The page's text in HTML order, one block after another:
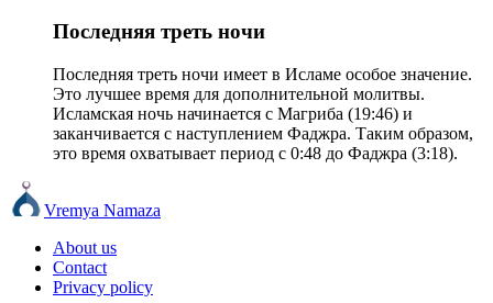
Последняя треть ночи
Последняя треть ночи имеет в Исламе особое значение.
Это лучшее время для дополнительной молитвы.
Исламская ночь начинается с Магриба (19:46) и
заканчивается с наступлением Фаджра. Таким образом,
это время охватывает период с 0:48 до Фаджра (3:18).
Vremya Namaza
About us
Contact
Privacy policy